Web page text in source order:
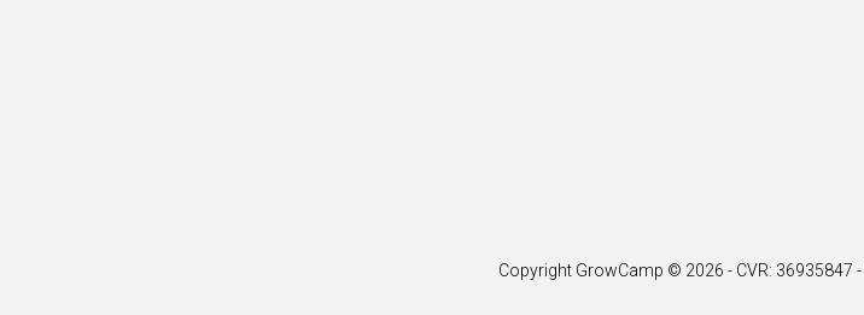
Copyright GrowCamp © 2026 - CVR: 36935847 -